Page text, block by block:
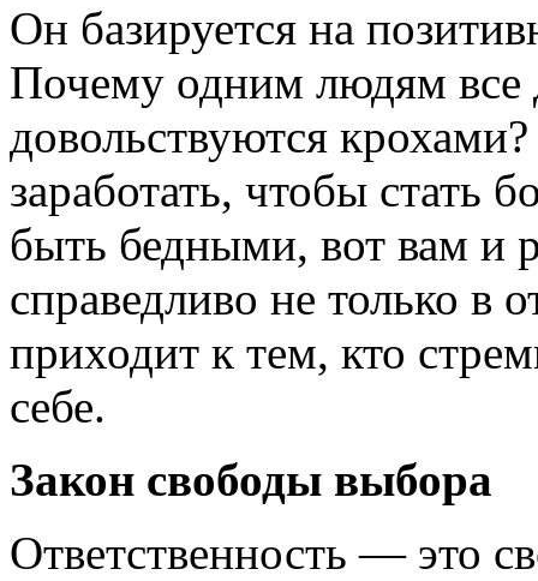
Он базируется на
Почему одним людям все
довольствуются
заработать, чтобы стать
быть бедными, вот вам и
справедливо не только в
приходит к тем, кто
себе.
Закон свободы выбора
Ответственность — это